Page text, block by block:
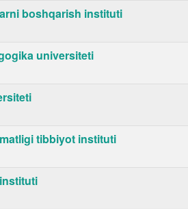
boshqarish instituti
universiteti
tibbiyot instituti